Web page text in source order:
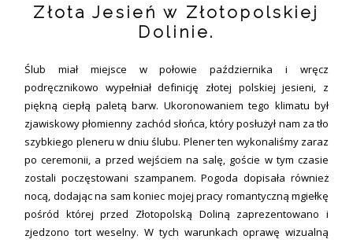
Złota Jesień w Złotopolskiej
Dolinie.
Ślub miał miejsce w połowie października i wręcz
podręcznikowo wypełniał definicję złotej polskiej jesieni, z
piękną ciepłą paletą barw. Ukoronowaniem tego klimatu był
zjawiskowy płomienny zachód słońca, który posłużył nam za tło
szybkiego pleneru w dniu ślubu. Plener ten wykonaliśmy zaraz
po ceremonii, a przed wejściem na salę, goście w tym czasie
zostali poczęstowani szampanem. Pogoda dopisała również
nocą, dodając na sam koniec mojej pracy romantyczną mgiełkę
pośród której przed Złotopolską Doliną zaprezentowano i
zjedzono tort weselny. W tych warunkach oprawę wizualną